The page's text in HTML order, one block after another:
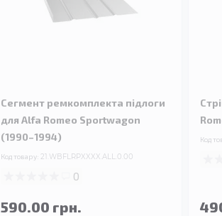
Сегмент ремкомплекта підлоги
для Alfa Romeo Sportwagon
(1990–1994)
Код товару: 21.WBFLRPXXXX.ALL.0.00
0
590.00 грн.
Код